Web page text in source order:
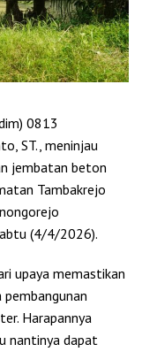
0813
ST., meninjau
jembatan beton
Tambakrejo
(4/4/2026).
upaya memastikan
Harapannya
nantinya dapat